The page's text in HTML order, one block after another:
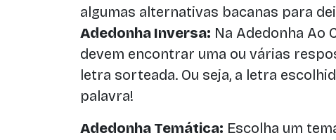
algumas alternativas bacanas para
Adedonha Inversa: Na Adedonha Ao
devem encontrar uma ou várias
letra sorteada. Ou seja, a letra
palavra!
Adedonha Temática: Escolha um